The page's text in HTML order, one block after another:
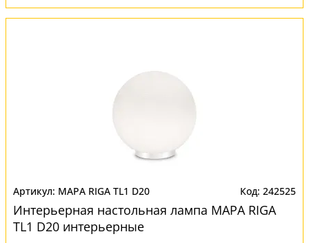
MAPA RIGA TL1 D20 242525
Интерьерная настольная лампа MAPA RIGA
TL1 D20 интерьерные